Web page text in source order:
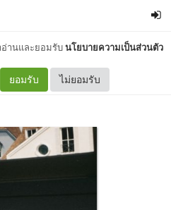
อ่านและยอมรับนโยบายความเป็นส่วนตัว
ยอมรับ ไม่ยอมรับ